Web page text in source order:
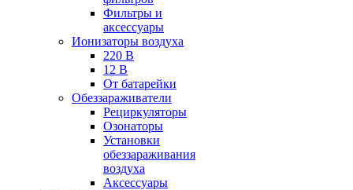
Фильтры и
аксессуары
Ионизаторы воздуха
220 В
12 В
От батарейки
Обеззараживатели
Рециркуляторы
Озонаторы
Установки
обеззараживания
воздуха
Аксессуары